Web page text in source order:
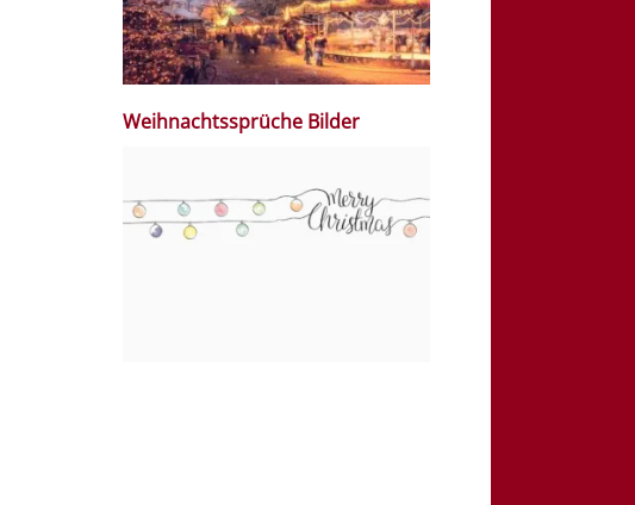
Weihnachtssprüche Bilder